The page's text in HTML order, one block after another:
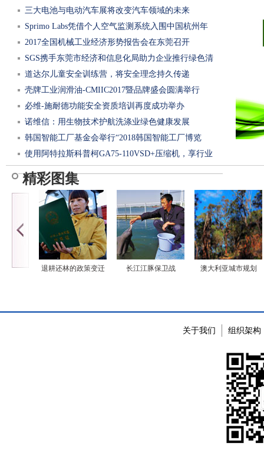
三大电池与电动汽车展将改变汽车领域的未来
Sprimo Labs凭借个人空气监测系统入围中国杭州年
2017全国机械工业经济形势报告会在东莞召开
SGS携手东莞市经济和信息化局助力企业推行绿色清
洁生产审
道达尔儿童安全训练营，将安全理念持久传递
壳牌工业润滑油-CMIIC2017暨品牌盛会圆满举行
必维-施耐德功能安全资质培训再度成功举办
诺维信：用生物技术护航洗涤业绿色健康发展
韩国智能工厂基金会举行“2018韩国智能工厂博览
会”初步
使用阿特拉斯科普柯GA75-110VSD+压缩机，享行业
精彩图集
退耕还林的政策变迁 长江江豚保卫战 澳大利亚城市规划
关于我们 组织架构